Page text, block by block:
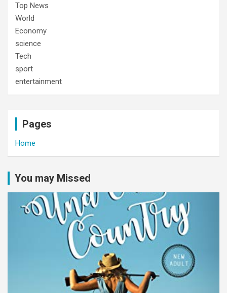
Top News
World
Economy
science
Tech
sport
entertainment
Pages
Home
You may Missed